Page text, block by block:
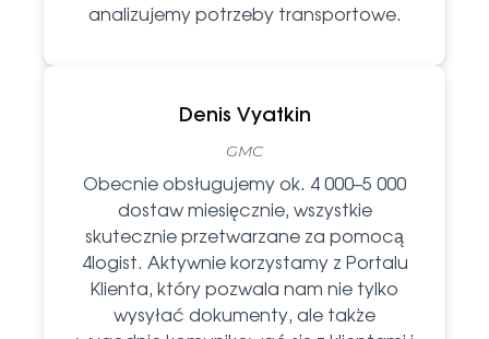
analizujemy potrzeby transportowe.
Denis Vyatkin
GMC
Obecnie obsługujemy ok. 4 000–5 000
dostaw miesięcznie, wszystkie
skutecznie przetwarzane za pomocą
4logist. Aktywnie korzystamy z Portalu
Klienta, który pozwala nam nie tylko
wysyłać dokumenty, ale także